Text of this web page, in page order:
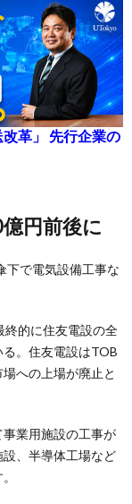
革」 先行企業の
億円前後に
下で電気設備工事な
終的に住友電設の全
。住友電設はTOB
への上場が廃止と
業用施設の工事が
、半導体工場など